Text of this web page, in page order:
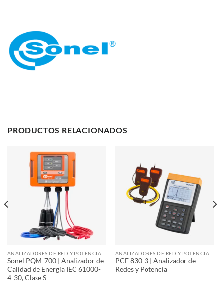
PRODUCTOS RELACIONADOS
ANALIZADORES DE RED Y POTENCIA
Sonel PQM-700 | Analizador de
Calidad de Energía IEC 61000-
4-30, Clase S
ANALIZADORES DE RED Y POTENCIA
PCE 830-3 | Analizador de
Redes y Potencia